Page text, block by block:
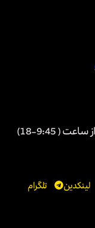
( 9:45-18)
لینکدین تلگرام